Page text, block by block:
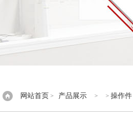
网站首页 > 产品展示 > > 操作件